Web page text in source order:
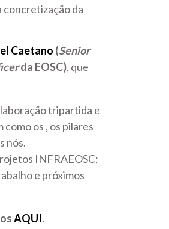
concretização da
Caetano (Senior
da EOSC), que
tripartida e
os , os pilares
nós.
INFRAEOSC;
e próximos
AQUI.